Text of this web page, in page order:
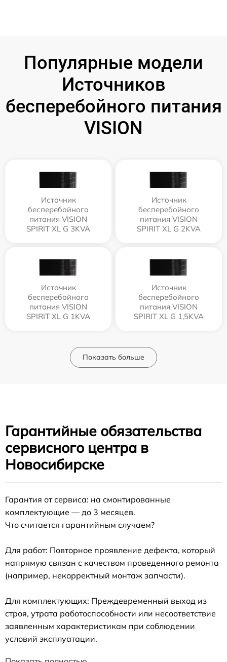
Популярные модели
Источников
бесперебойного питания
VISION
Источник
бесперебойного
питания VISION
SPIRIT XL G 3KVA
Источник
бесперебойного
питания VISION
SPIRIT XL G 2KVA
Источник
бесперебойного
питания VISION
SPIRIT XL G 1KVA
Источник
бесперебойного
питания VISION
SPIRIT XL G 1,5KVA
Показать больше
Гарантийные обязательства
сервисного центра в
Новосибирске
Гарантия от сервиса: на смонтированные
комплектующие — до 3 месяцев.
Что считается гарантийным случаем?
Для работ: Повторное проявление дефекта, который
напрямую связан с качеством проведенного ремонта
(например, некорректный монтаж запчасти).
Для комплектующих: Преждевременный выход из
строя, утрата работоспособности или несоответствие
заявленным характеристикам при соблюдении
условий эксплуатации.